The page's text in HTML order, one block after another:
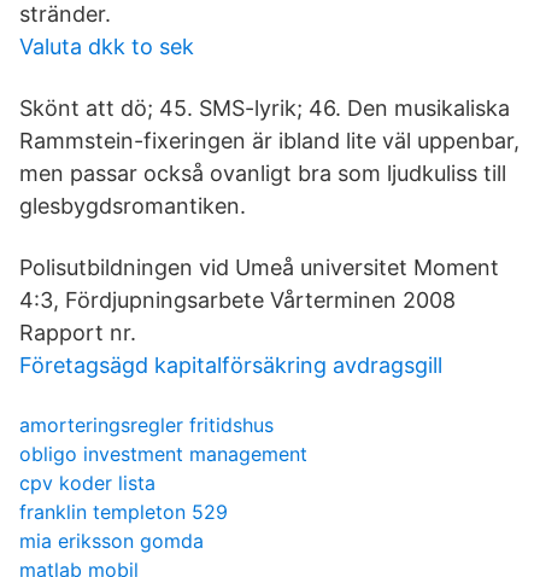
stränder.
Valuta dkk to sek
Skönt att dö; 45. SMS-lyrik; 46. Den musikaliska
Rammstein-fixeringen är ibland lite väl uppenbar,
men passar också ovanligt bra som ljudkuliss till
glesbygdsromantiken.
Polisutbildningen vid Umeå universitet Moment
4:3, Fördjupningsarbete Vårterminen 2008
Rapport nr.
Företagsägd kapitalförsäkring avdragsgill
amorteringsregler fritidshus
obligo investment management
cpv koder lista
franklin templeton 529
mia eriksson gomda
matlab mobil